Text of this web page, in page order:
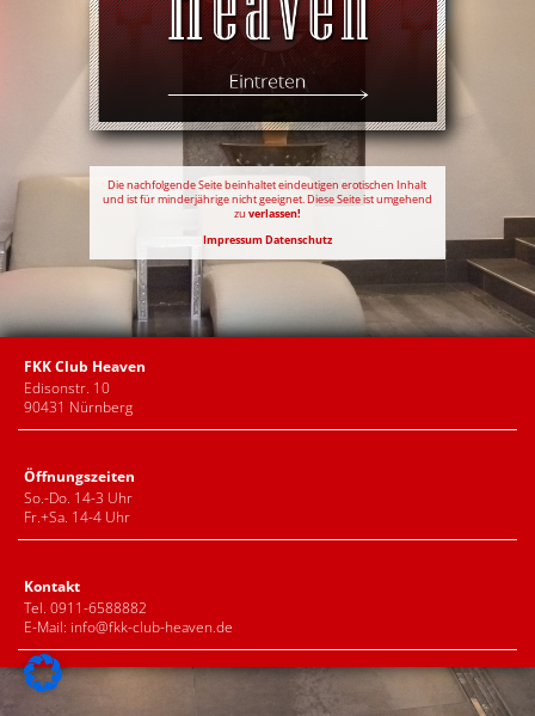
IMPRESSUM
DATENSCHUTZ
Die nachfolgende Seite beinhaltet eindeutigen erotischen Inhalt
und ist für minderjährige nicht geeignet. Diese Seite ist umgehend
zu verlassen!
Impressum Datenschutz
FKK Club Heaven
Edisonstr. 10
90431 Nürnberg
Öffnungszeiten
So.-Do. 14-3 Uhr
Fr.+Sa. 14-4 Uhr
Kontakt
Tel. 0911-6588882
E-Mail: info@fkk-club-heaven.de